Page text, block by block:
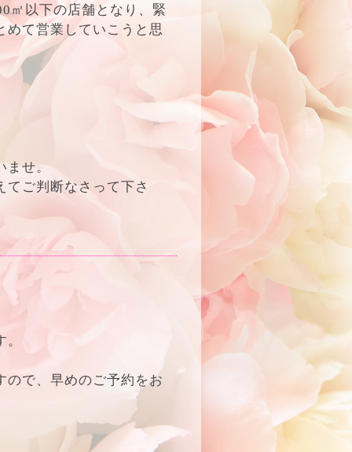
㎡以下の店舗となり、緊
めて営業していこうと思
ませ。
ご判断なさって下さ
ので、早めのご予約をお